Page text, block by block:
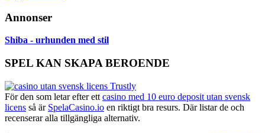
Annonser
Shiba - urhunden med stil
SPEL KAN SKAPA BEROENDE
För den som letar efter ett casino med 10 euro deposit utan svensk
licens så är SpelaCasino.io en riktigt bra resurs. Där listar de och
recenserar alla tillgängliga alternativ.